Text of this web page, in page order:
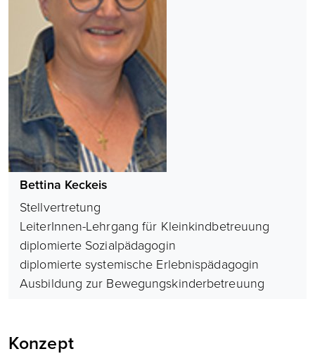
Bettina Keckeis
Stellvertretung
LeiterInnen-Lehrgang für Kleinkindbetreuung
diplomierte Sozialpädagogin
diplomierte systemische Erlebnispädagogin
Ausbildung zur Bewegungskinderbetreuung
Konzept